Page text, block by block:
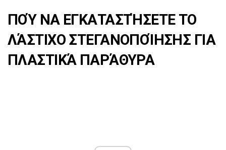
ΠΟΎ ΝΑ ΕΓΚΑΤΑΣΤΉΣΕΤΕ ΤΟ
ΛΆΣΤΙΧΟ ΣΤΕΓΑΝΟΠΟΊΗΣΗΣ ΓΙΑ
ΠΛΑΣΤΙΚΆ ΠΑΡΆΘΥΡΑ